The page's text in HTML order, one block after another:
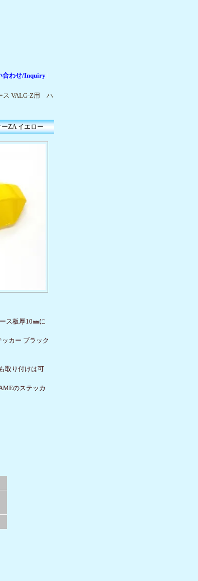
合わせ/Inquiry
ス VALG-Z用 ハ
ZA イエロー
ス板厚10㎜に
カー ブラック
取り付けは可
のステッカ